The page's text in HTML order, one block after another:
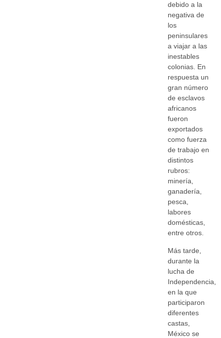
debido a la
negativa de
los
peninsulares
a viajar a las
inestables
colonias. En
respuesta un
gran número
de esclavos
africanos
fueron
exportados
como fuerza
de trabajo en
distintos
rubros:
minería,
ganadería,
pesca,
labores
domésticas,
entre otros.
Más tarde,
durante la
lucha de
Independencia,
en la que
participaron
diferentes
castas,
México se